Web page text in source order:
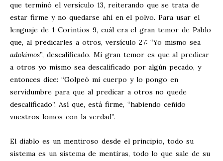
que terminó el versículo 13, reiterando que se trata de
estar firme y no quedarse ahí en el polvo. Para usar el
lenguaje de 1 Corintios 9, cuál era el gran temor de Pablo
que, al predicarles a otros, versículo 27: “Yo mismo sea
adokimos”, descalificado. Mi gran temor es que al predicar
a otros yo mismo sea descalificado por algún pecado, y
entonces dice: “Golpeó mi cuerpo y lo pongo en
servidumbre para que al predicar a otros no quede
descalificado”. Así que, está firme, “habiendo ceñido
vuestros lomos con la verdad”.
El diablo es un mentiroso desde el principio, todo su
sistema es un sistema de mentiras, todo lo que sale de su